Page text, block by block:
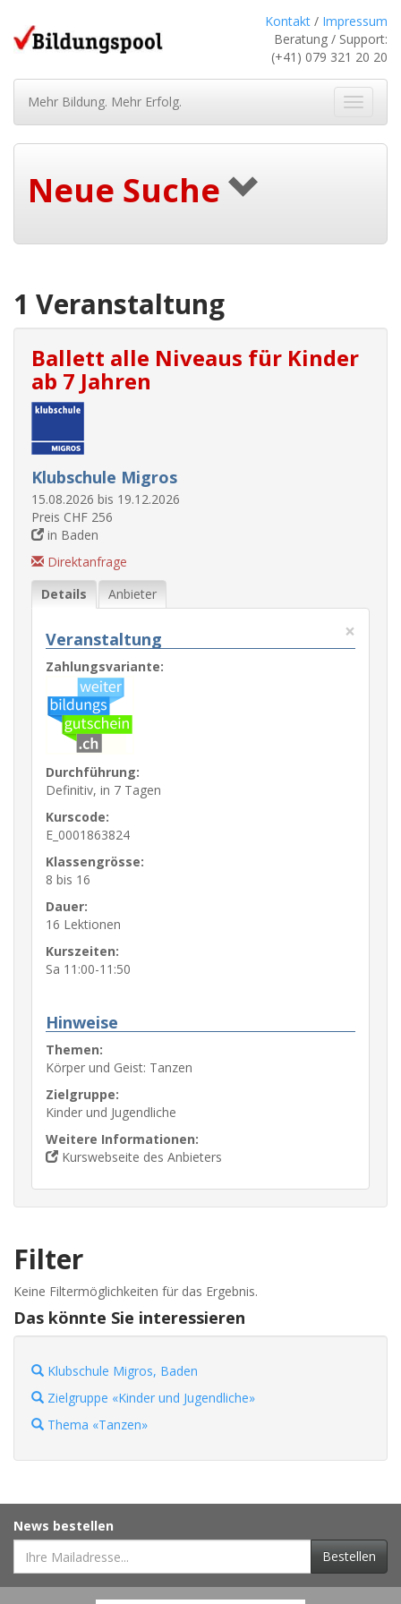
Kontakt / Impressum
Beratung / Support:
(+41) 079 321 20 20
ein-/
Mehr Bildung. Mehr Erfolg.
Neue Suche
1 Veranstaltung
Ballett alle Niveaus für Kinder
ab 7 Jahren
Klubschule Migros
15.08.2026 bis 19.12.2026
Preis CHF 256
in Baden
Direktanfrage
Details
Anbieter
×
Veranstaltung
Zahlungsvariante:
Durchführung:
Definitiv, in 7 Tagen
Kurscode:
E_0001863824
Klassengrösse:
8 bis 16
Dauer:
16 Lektionen
Kurszeiten:
Sa 11:00-11:50
Hinweise
Themen:
Körper und Geist: Tanzen
Zielgruppe:
Kinder und Jugendliche
Weitere Informationen:
Kurswebseite des Anbieters
Filter
Keine Filtermöglichkeiten für das Ergebnis.
Das könnte Sie interessieren
Klubschule Migros, Baden
Zielgruppe «Kinder und Jugendliche»
Thema «Tanzen»
News bestellen
Bestellen